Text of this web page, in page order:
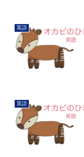
英語
英語